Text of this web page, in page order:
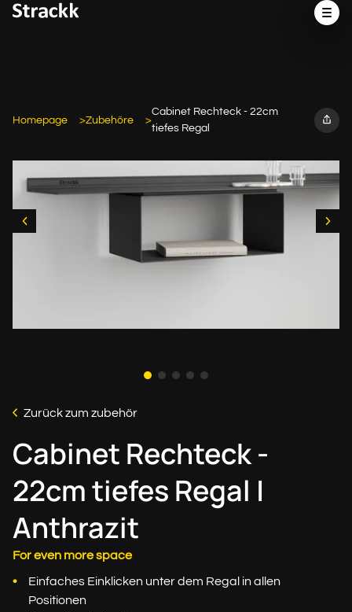
Homepage Zubehöre
Cabinet Rechteck - 22cm
tiefes Regal
Zurück zum zubehör
Cabinet Rechteck -
22cm tiefes Regal |
Anthrazit
For even more space
Einfaches Einklicken unter dem Regal in allen
Positionen